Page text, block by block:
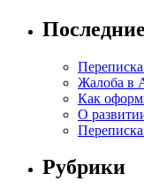
Жалоба в
Как
О
Рубрики